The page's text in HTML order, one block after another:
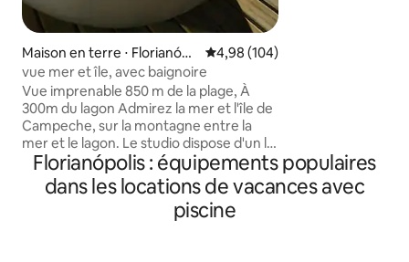
Maison en terre ⋅ Florianópo
lis
Évaluation moyenne sur la
4,98 (104)
vue mer et île, avec baignoire
Vue imprenable 850 m de la plage, À
300m du lagon Admirez la mer et l'île de
Campeche, sur la montagne entre la
mer et le lagon. Le studio dispose d'un lit
double confortable, d'une grande salle
de bain, d'une cuisine équipée, d'un bain
à remous et d'un hamac sur la terrasse
pour profiter du lever du soleil. Arbres
Florianópolis : équipements populaires
dans les locations de vacances avec
piscine